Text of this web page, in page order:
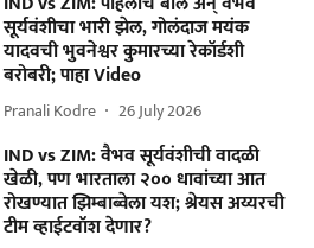
सूर्यवंशीचा भारी झेल, गोलंदाज मयंक
यादवची भुवनेश्वर कुमारच्या रेकॉर्डशी
बरोबरी; पाहा Video
Pranali Kodre 26 July 2026
IND vs ZIM: वैभव सूर्यवंशीची वादळी
खेळी, पण भारताला २०० धावांच्या आत
रोखण्यात झिम्बाब्वेला यश; श्रेयस अय्यरची
टीम व्हाईटवॉश देणार?